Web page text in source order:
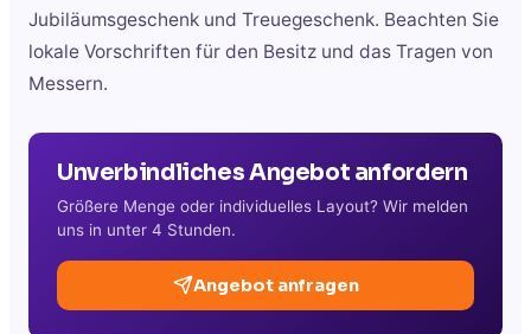
Jubiläumsgeschenk und Treuegeschenk. Beachten Sie
lokale Vorschriften für den Besitz und das Tragen von
Messern.
Unverbindliches Angebot anfordern
Größere Menge oder individuelles Layout? Wir melden
uns in unter 4 Stunden.
Angebot anfragen